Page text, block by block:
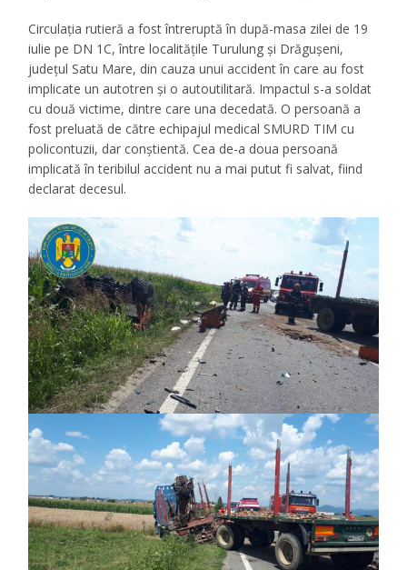
Circulaţia rutieră a fost întreruptă în după-masa zilei de 19
iulie pe DN 1C, între localităţile Turulung şi Drăguşeni,
judeţul Satu Mare, din cauza unui accident în care au fost
implicate un autotren şi o autoutilitară. Impactul s-a soldat
cu două victime, dintre care una decedată. O persoană a
fost preluată de către echipajul medical SMURD TIM cu
policontuzii, dar conștientă. Cea de-a doua persoană
implicată în teribilul accident nu a mai putut fi salvat, fiind
declarat decesul.